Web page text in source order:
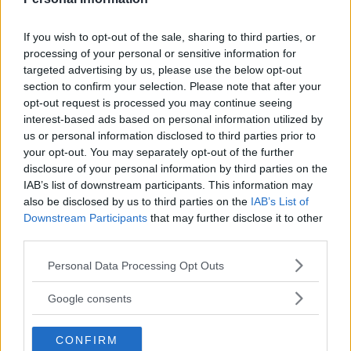
If you wish to opt-out of the sale, sharing to third parties, or
processing of your personal or sensitive information for
targeted advertising by us, please use the below opt-out
section to confirm your selection. Please note that after your
opt-out request is processed you may continue seeing
interest-based ads based on personal information utilized by
us or personal information disclosed to third parties prior to
your opt-out. You may separately opt-out of the further
disclosure of your personal information by third parties on the
IAB’s list of downstream participants. This information may
also be disclosed by us to third parties on the IAB’s List of
Downstream Participants that may further disclose it to other
Please note that this website/app uses one or more Google
not limited to your visit or usage behaviour. You may click to
use your data for below specified purposes in below Google
consent section.
Personal Data Processing Opt Outs
Google consents
CONFIRM
FREDAGSBUFFÉ
I sedvanlig ordning dukar vi fram den stora
fredagsbuffén. Här finner ni allt från olika
kötträtter, potatis, sallader och vegetariska
alternativ. Ingår Sallad, hembakat bröd,
måltidsdryck, kaffe och såklart fredagsbakelse.
Sätt lite extra Guldkant på fredagen!